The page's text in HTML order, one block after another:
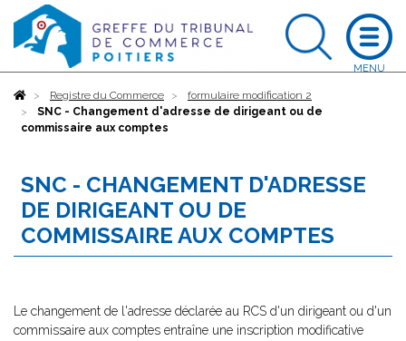
AccueilRegistre du Commerce
formulaire modification 2
SNC - Changement d'adresse de dirigeant ou de
commissaire aux comptes
SNC - CHANGEMENT D'ADRESSE
DE DIRIGEANT OU DE
COMMISSAIRE AUX COMPTES
Le changement de l'adresse déclarée au RCS d'un dirigeant ou d'un
commissaire aux comptes entraîne une inscription modificative